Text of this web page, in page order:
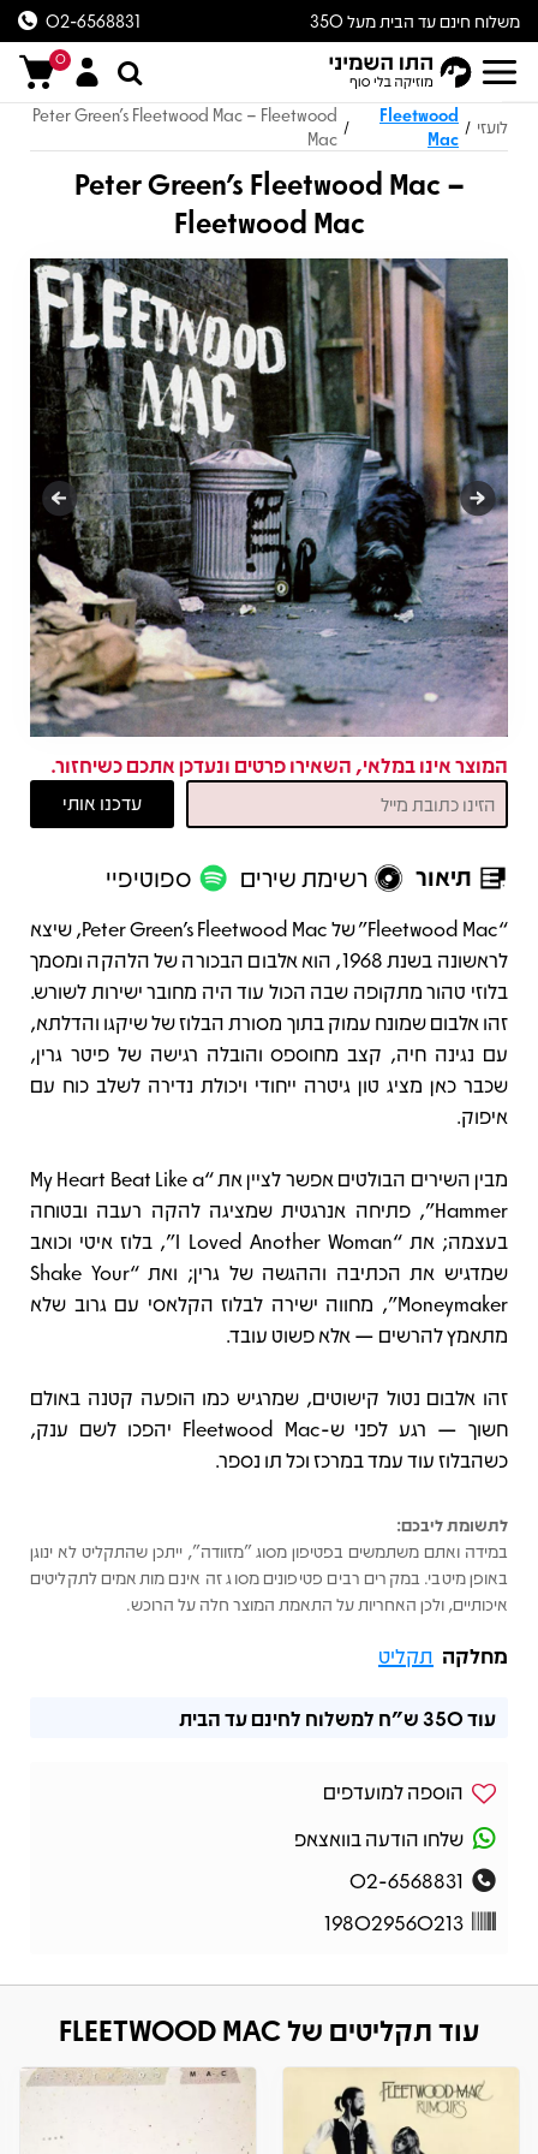
משלוח חינם עד הבית מעל 350
ש״ח
02-6568831
0
לועזי /
Fleetwood
Mac
/
Peter Green's Fleetwood Mac – Fleetwood
Mac
Peter Green's Fleetwood Mac –
Fleetwood Mac
המוצר אינו במלאי, השאירו פרטים ונעדכן אתכם כשיחזור.
תיאור רשימת שירים ספוטיפיי
תיאור
“Fleetwood Mac” של Peter Green's Fleetwood Mac, שיצא
לראשונה בשנת 1968, הוא אלבום הבכורה של הלהקה ומסמך
בלוזי טהור מתקופה שבה הכול עוד היה מחובר ישירות לשורש.
זהו אלבום שמונח עמוק בתוך מסורת הבלוז של שיקגו והדלתא,
עם נגינה חיה, קצב מחוספס והובלה רגישה של פיטר גרין,
שכבר כאן מציג טון גיטרה ייחודי ויכולת נדירה לשלב כוח עם
איפוק.
מבין השירים הבולטים אפשר לציין את “My Heart Beat Like a
Hammer”, פתיחה אנרגטית שמציגה להקה רעבה ובטוחה
בעצמה; את “I Loved Another Woman”, בלוז איטי וכואב
שמדגיש את הכתיבה וההגשה של גרין; ואת “Shake Your
Moneymaker”, מחווה ישירה לבלוז הקלאסי עם גרוב שלא
מתאמץ להרשים — אלא פשוט עובד.
זהו אלבום נטול קישוטים, שמרגיש כמו הופעה קטנה באולם
חשוך — רגע לפני ש-Fleetwood Mac יהפכו לשם ענק,
כשהבלוז עוד עמד במרכז וכל תו נספר.
לתשומת ליבכם:
במידה ואתם משתמשים בפטיפון מסוג "מזוודה", ייתכן שהתקליט לא ינוגן
באופן מיטבי. במקרים רבים פטיפונים מסוג זה אינם מותאמים לתקליטים
איכותיים, ולכן האחריות על התאמת המוצר חלה על הרוכש.
מחלקה תקליט
עוד350 ש"ח למשלוח לחינם עד הבית
הוספה למועדפים
שלחו הודעה בוואצאפ
02-6568831
198029560213
עוד תקליטים של FLEETWOOD MAC